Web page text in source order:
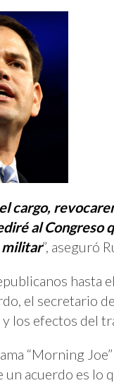
cargo,
al Congreso
militar”, aseguró
hasta
el secretario
los efectos del
“Morning
acuerdo es lo